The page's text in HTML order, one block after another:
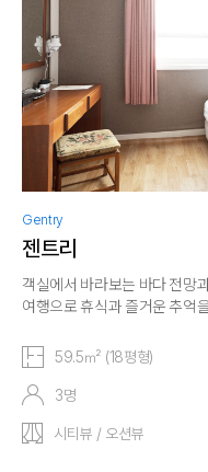
Gentry
젠트리
객실에서 바라보는 바다 전망
여행으로 휴식과 즐거운 추억
59.5㎡ (18평형)
3명
시티뷰 / 오션뷰